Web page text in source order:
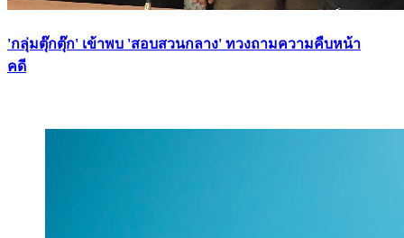
'กลุ่มตุ๊กตุ๊ก' เข้าพบ 'สอบสวนกลาง' ทวงถามความคืบหน้า
คดี